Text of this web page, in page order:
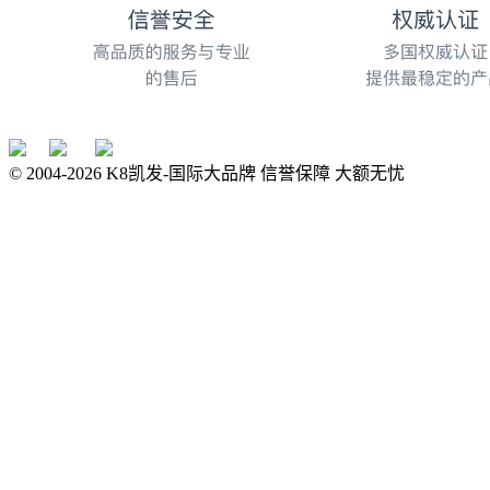
© 2004-2026 K8凯发-国际大品牌 信誉保障 大额无忧